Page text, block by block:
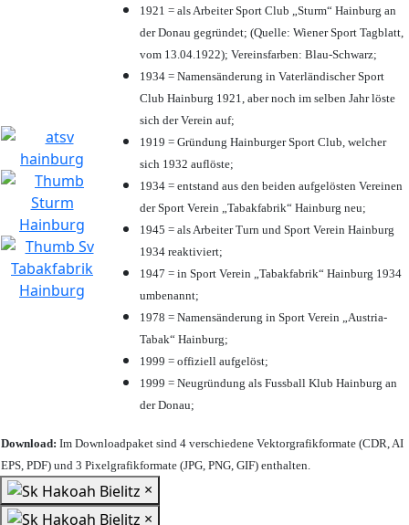
1921 = als Arbeiter Sport Club „Sturm“ Hainburg an
der Donau gegründet; (Quelle: Wiener Sport Tagblatt,
vom 13.04.1922); Vereinsfarben: Blau-Schwarz;
1934 = Namensänderung in Vaterländischer Sport
Club Hainburg 1921, aber noch im selben Jahr löste
sich der Verein auf;
1919 = Gründung Hainburger Sport Club, welcher
sich 1932 auflöste;
1934 = entstand aus den beiden aufgelösten Vereinen
der Sport Verein „Tabakfabrik“ Hainburg neu;
1945 = als Arbeiter Turn und Sport Verein Hainburg
1934 reaktiviert;
1947 = in Sport Verein „Tabakfabrik“ Hainburg 1934
umbenannt;
1978 = Namensänderung in Sport Verein „Austria-
Tabak“ Hainburg;
1999 = offiziell aufgelöst;
1999 = Neugründung als Fussball Klub Hainburg an
der Donau;
Download: Im Downloadpaket sind 4 verschiedene Vektorgrafikformate (CDR, AI
EPS, PDF) und 3 Pixelgrafikformate (JPG, PNG, GIF) enthalten.
×
×